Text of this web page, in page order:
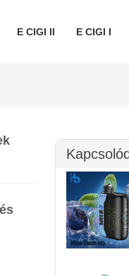
E CIGI II E CIGI I